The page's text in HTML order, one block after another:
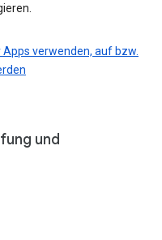
verwenden, auf bzw.
und